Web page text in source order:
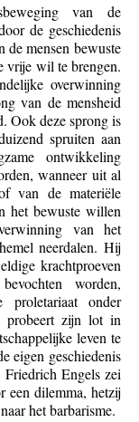
van de
de geschiedenis
de mensen bewuste
vrije wil te brengen.
overwinning
van de mensheid
Ook deze sprong is
spruiten aan
ontwikkeling
wanneer uit al
van de materiële
het bewuste willen
van het
neerdalen. Hij
krachtproeven
worden,
proletariaat onder
probeert zijn lot in
leven te
eigen geschiedenis
Friedrich Engels zei
een dilemma, hetzij
het barbarisme.